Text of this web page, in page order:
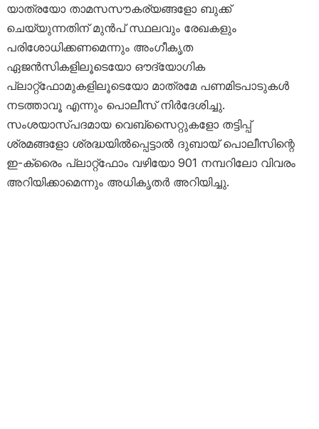
യാത്രയോ താമസസൗകര്യങ്ങളോ ബുക്ക്
ചെയ്യുന്നതിന് മുൻപ് സ്ഥലവും രേഖകളും
പരിശോധിക്കണമെന്നും അംഗീകൃത
ഏജൻസികളിലൂടെയോ ഔദ്യോഗിക
പ്ലാറ്റ്ഫോമുകളിലൂടെയോ മാത്രമേ പണമിടപാടുകൾ
നടത്താവൂ എന്നും പൊലീസ് നിർദേശിച്ചു.
സംശയാസ്പദമായ വെബ്‌സൈറ്റുകളോ തട്ടിപ്പ്
ശ്രമങ്ങളോ ശ്രദ്ധയിൽപ്പെട്ടാൽ ദുബായ് പൊലീസിന്റെ
ഇ-ക്രൈം പ്ലാറ്റ്ഫോം വഴിയോ 901 നമ്പറിലോ വിവരം
അറിയിക്കാമെന്നും അധികൃതർ അറിയിച്ചു.